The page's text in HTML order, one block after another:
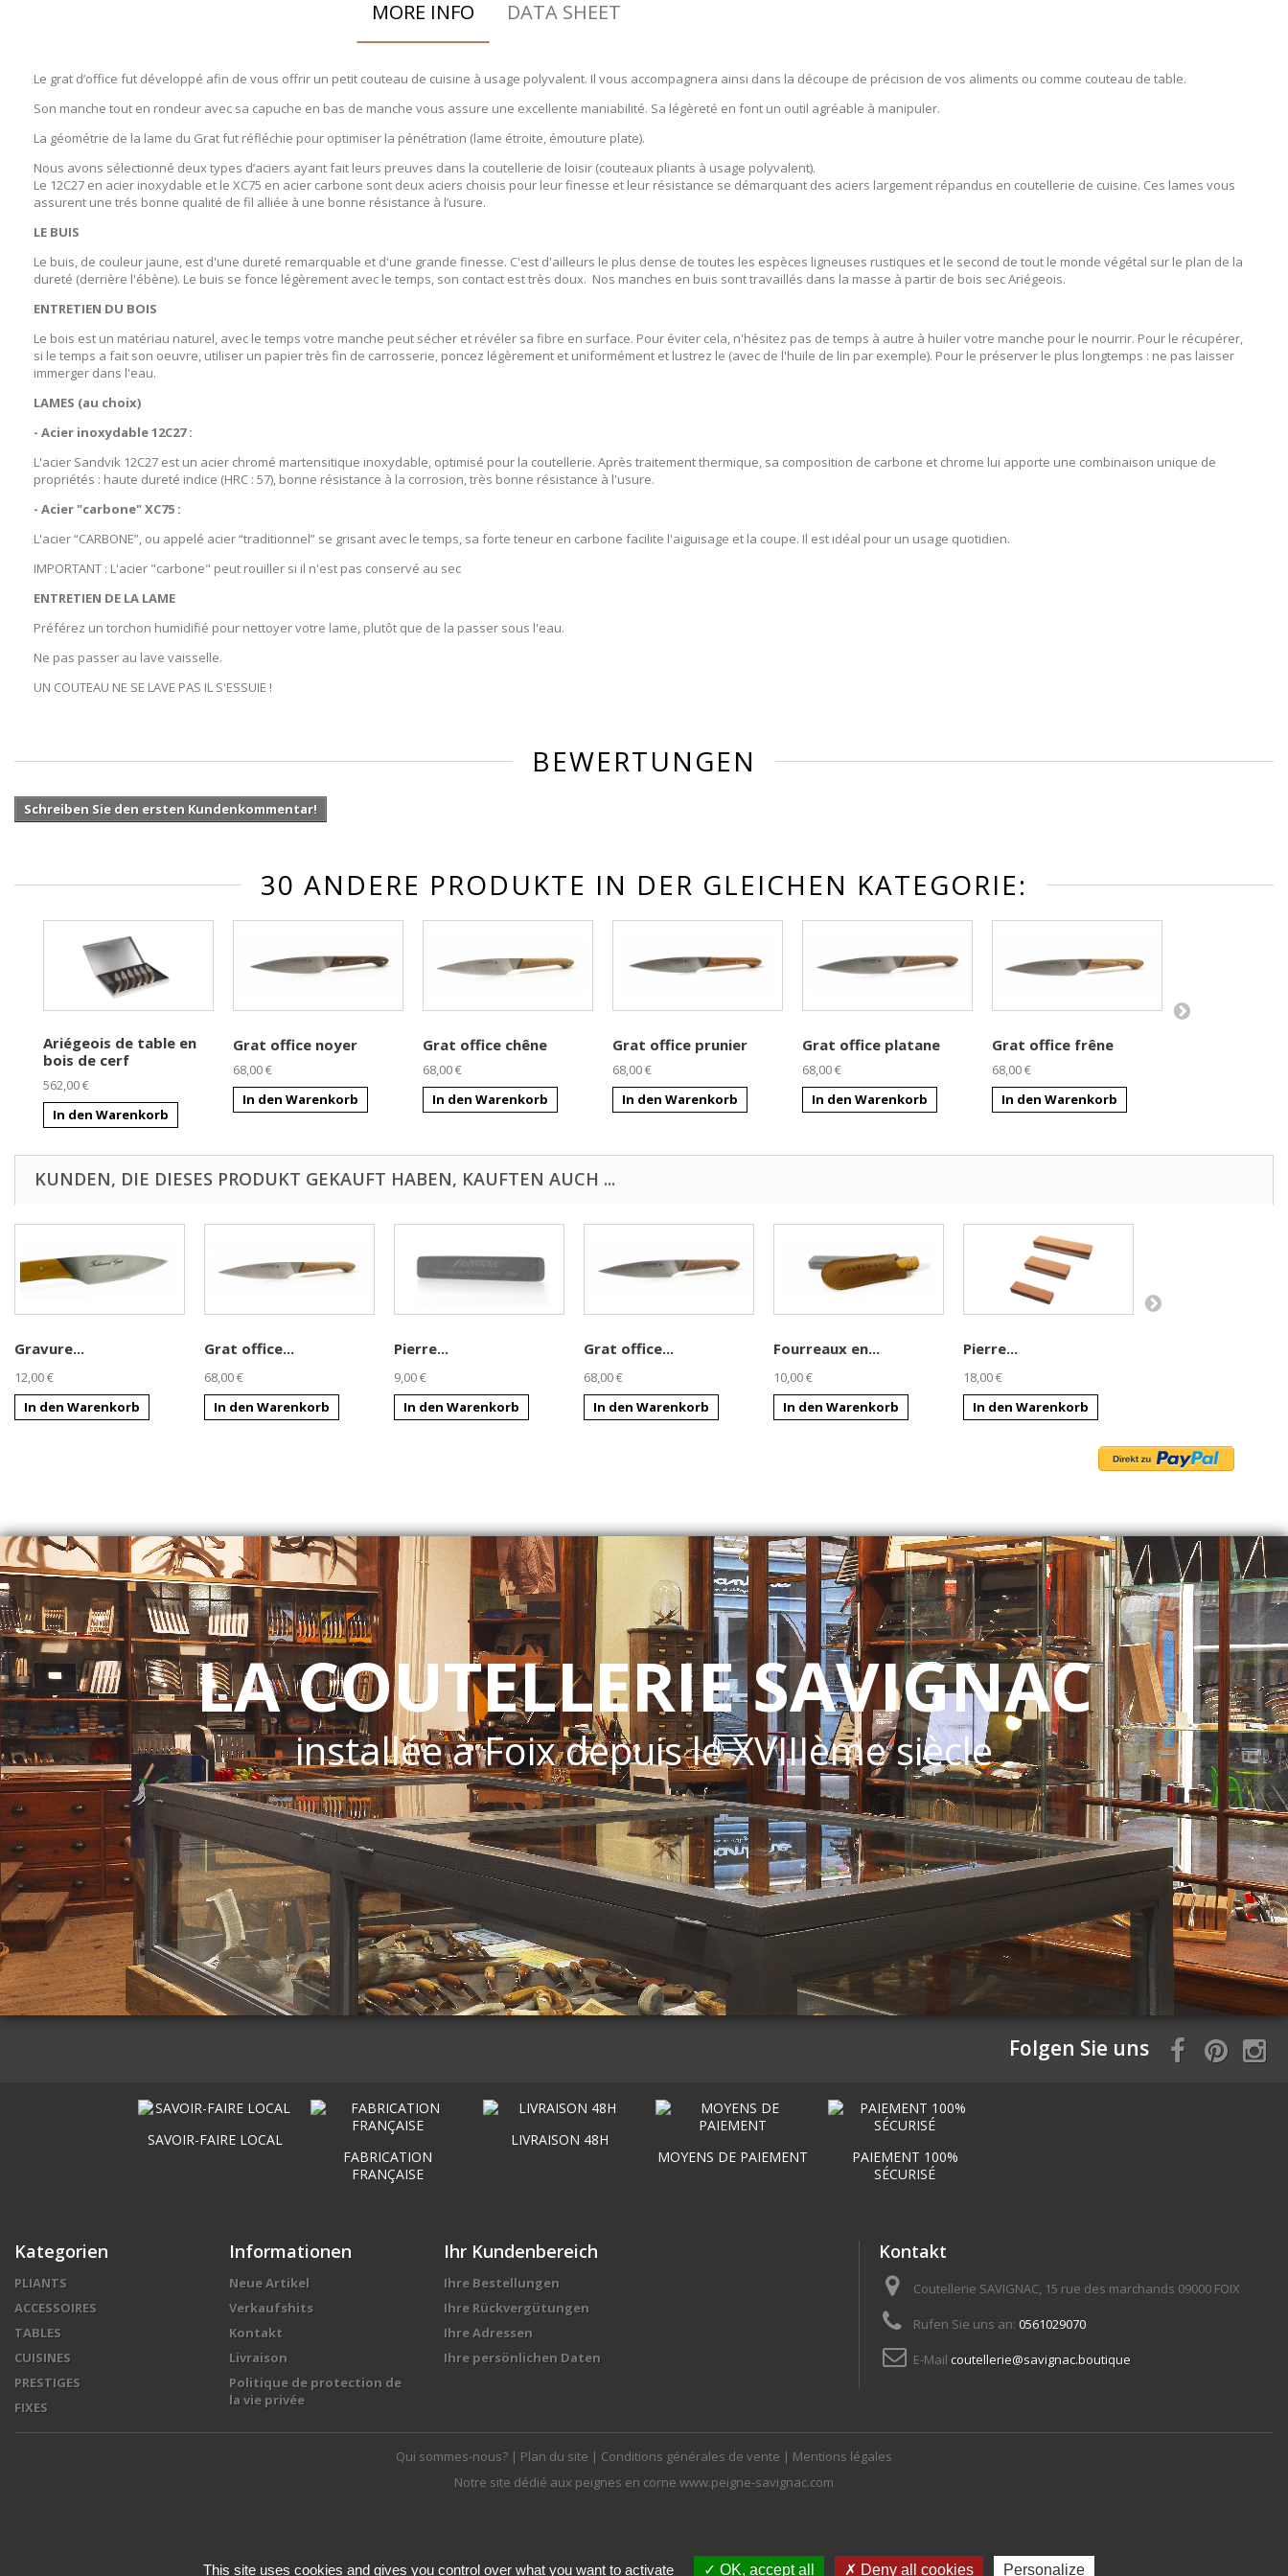
MORE INFO DATA SHEET
Le grat d’office fut développé afin de vous offrir un petit couteau de cuisine à usage polyvalent. Il vous accompagnera ainsi dans la découpe de précision de vos aliments ou comme couteau de table.
Son manche tout en rondeur avec sa capuche en bas de manche vous assure une excellente maniabilité. Sa légèreté en font un outil agréable à manipuler.
La géométrie de la lame du Grat fut réfléchie pour optimiser la pénétration (lame étroite, émouture plate).
Nous avons sélectionné deux types d’aciers ayant fait leurs preuves dans la coutellerie de loisir (couteaux pliants à usage polyvalent).
Le 12C27 en acier inoxydable et le XC75 en acier carbone sont deux aciers choisis pour leur finesse et leur résistance se démarquant des aciers largement répandus en coutellerie de cuisine. Ces lames vous
assurent une trés bonne qualité de fil alliée à une bonne résistance à l’usure.
LE BUIS
Le buis, de couleur jaune, est d'une dureté remarquable et d'une grande finesse. C'est d'ailleurs le plus dense de toutes les espèces ligneuses rustiques et le second de tout le monde végétal sur le plan de la
dureté (derrière l'ébène). Le buis se fonce légèrement avec le temps, son contact est très doux. Nos manches en buis sont travaillés dans la masse à partir de bois sec Ariégeois.
ENTRETIEN DU BOIS
Le bois est un matériau naturel, avec le temps votre manche peut sécher et révéler sa fibre en surface. Pour éviter cela, n'hésitez pas de temps à autre à huiler votre manche pour le nourrir. Pour le récupérer,
si le temps a fait son oeuvre, utiliser un papier très fin de carrosserie, poncez légèrement et uniformément et lustrez le (avec de l'huile de lin par exemple). Pour le préserver le plus longtemps : ne pas laisser
immerger dans l'eau.
LAMES (au choix)
- Acier inoxydable 12C27 :
L'acier Sandvik 12C27 est un acier chromé martensitique inoxydable, optimisé pour la coutellerie. Après traitement thermique, sa composition de carbone et chrome lui apporte une combinaison unique de
propriétés : haute dureté indice (HRC : 57), bonne résistance à la corrosion, très bonne résistance à l'usure.
- Acier "carbone" XC75 :
L'acier “CARBONE”, ou appelé acier “traditionnel” se grisant avec le temps, sa forte teneur en carbone facilite l'aiguisage et la coupe. Il est idéal pour un usage quotidien.
IMPORTANT : L'acier "carbone" peut rouiller si il n'est pas conservé au sec
ENTRETIEN DE LA LAME
Préférez un torchon humidifié pour nettoyer votre lame, plutôt que de la passer sous l'eau.
Ne pas passer au lave vaisselle.
UN COUTEAU NE SE LAVE PAS IL S'ESSUIE !
BEWERTUNGEN
Schreiben Sie den ersten Kundenkommentar!
30 ANDERE PRODUKTE IN DER GLEICHEN KATEGORIE:
Ariégeois de table en
bois de cerf
562,00 €
In den Warenkorb
Grat office noyer
68,00 €
In den Warenkorb
Grat office chêne
68,00 €
In den Warenkorb
Grat office prunier
68,00 €
In den Warenkorb
Grat office platane
68,00 €
In den Warenkorb
Grat office frêne
68,00 €
In den Warenkorb
KUNDEN, DIE DIESES PRODUKT GEKAUFT HABEN, KAUFTEN AUCH ...
Gravure...
12,00 €
In den Warenkorb
Grat office...
68,00 €
In den Warenkorb
Pierre...
9,00 €
In den Warenkorb
Grat office...
68,00 €
In den Warenkorb
Fourreaux en...
10,00 €
In den Warenkorb
Pierre...
18,00 €
In den Warenkorb
LA COUTELLERIE SAVIGNAC
installée à Foix depuis le XVIIIème siècle
Folgen Sie uns
SAVOIR-FAIRE LOCAL
FABRICATION
FRANÇAISE
LIVRAISON 48H
MOYENS DE PAIEMENT
PAIEMENT 100%
SÉCURISÉ
Kategorien
PLIANTS
ACCESSOIRES
TABLES
CUISINES
PRESTIGES
FIXES
Informationen
Neue Artikel
Verkaufshits
Kontakt
Livraison
Politique de protection de
la vie privée
Ihr Kundenbereich
Ihre Bestellungen
Ihre Rückvergütungen
Ihre Adressen
Ihre persönlichen Daten
Kontakt
Coutellerie SAVIGNAC, 15 rue des marchands 09000 FOIX
Rufen Sie uns an: 0561029070
E-Mail coutellerie@savignac.boutique
Qui sommes-nous? | Plan du site | Conditions générales de vente | Mentions légales
Notre site dédié aux peignes en corne www.peigne-savignac.com
This site uses cookies and gives you control over what you want to activate OK, accept all Deny all cookies Personalize